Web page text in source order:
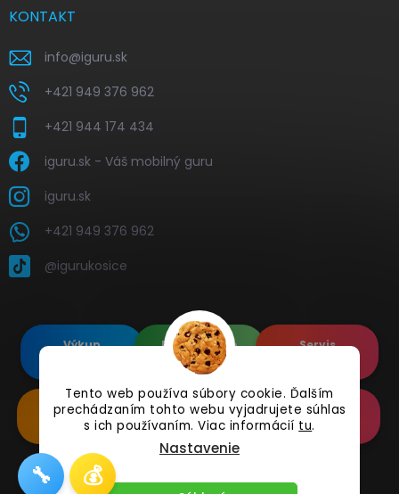
Tento web používa súbory cookie. Ďalším
prechádzaním tohto webu vyjadrujete súhlas
s ich používaním. Viac informácií tu.
Nastavenie
KONTAKT
info@iguru.sk
+421 949 376 962
+421 944 174 434
iguru.sk - Váš mobilný guru
iguru.sk
+421 949 376 962
@igurukosice
Výkup
Renovované
Apple's
Servis
Renovované
Samsung's
Doplnkové
Príslušenstvo
Online
Reklamácia
🔧 💰